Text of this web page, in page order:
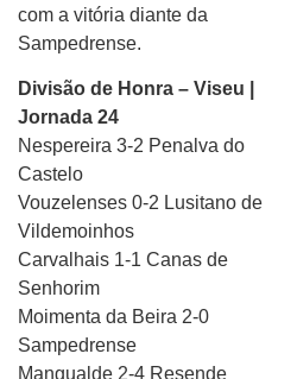
com a vitória diante da
Sampedrense.
Divisão de Honra – Viseu |
Jornada 24
Nespereira 3-2 Penalva do
Castelo
Vouzelenses 0-2 Lusitano de
Vildemoinhos
Carvalhais 1-1 Canas de
Senhorim
Moimenta da Beira 2-0
Sampedrense
Mangualde 2-4 Resende